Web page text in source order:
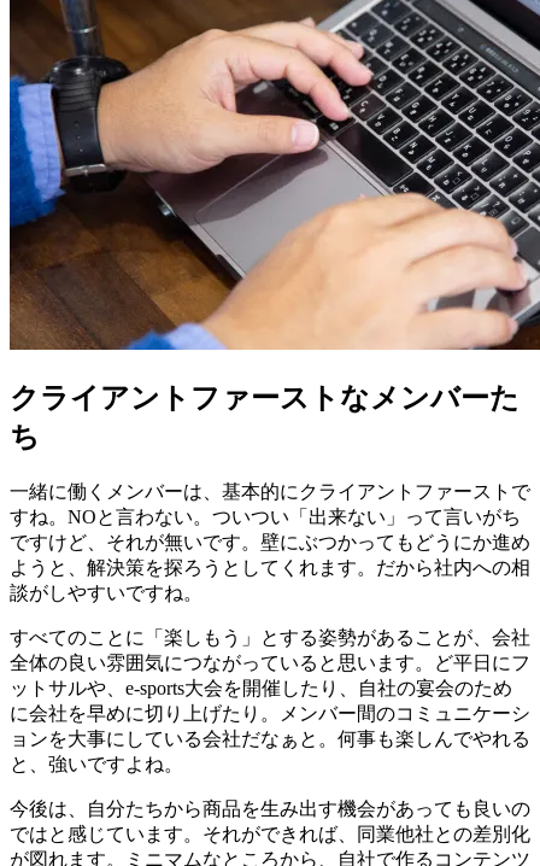
クライアントファーストなメンバーた
ち
一緒に働くメンバーは、基本的にクライアントファーストで
すね。NOと言わない。ついつい「出来ない」って言いがち
ですけど、それが無いです。壁にぶつかってもどうにか進め
ようと、解決策を探ろうとしてくれます。だから社内への相
談がしやすいですね。
すべてのことに「楽しもう」とする姿勢があることが、会社
全体の良い雰囲気につながっていると思います。ど平日にフ
ットサルや、e-sports大会を開催したり、自社の宴会のため
に会社を早めに切り上げたり。メンバー間のコミュニケーシ
ョンを大事にしている会社だなぁと。何事も楽しんでやれる
と、強いですよね。
今後は、自分たちから商品を生み出す機会があっても良いの
ではと感じています。それができれば、同業他社との差別化
が図れます。ミニマムなところから、自社で作るコンテンツ